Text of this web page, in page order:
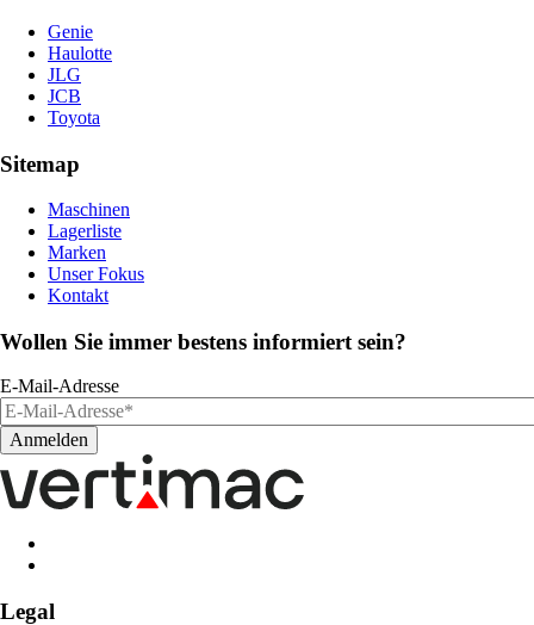
Genie
Haulotte
JLG
JCB
Toyota
Sitemap
Maschinen
Lagerliste
Marken
Unser Fokus
Kontakt
Wollen Sie immer bestens informiert sein?
E-Mail-Adresse
Legal